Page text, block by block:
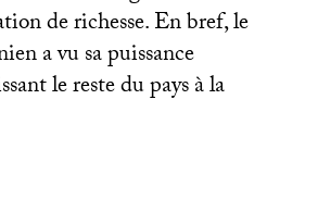
de richesse. En bref, le
a vu sa puissance
le reste du pays à la